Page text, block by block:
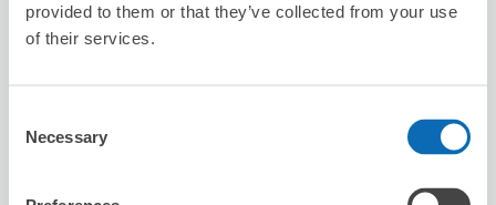
provided to them or that they’ve collected from your use
of their services.
Selection
Necessary